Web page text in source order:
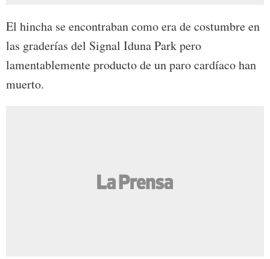
El hincha se encontraban como era de costumbre en
las graderías del Signal Iduna Park pero
lamentablemente producto de un paro cardíaco han
muerto.